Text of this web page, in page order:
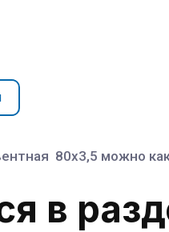
80х3,5 можно
в